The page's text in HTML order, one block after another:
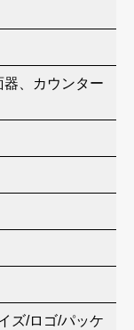
、カウンター
ズ/ロゴ/パッケ